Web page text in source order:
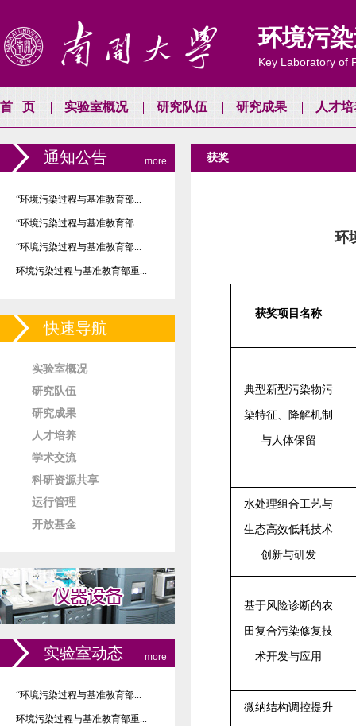
环境污
Key Laboratory of
首页 实验室概况 研究队伍 研究成果 人才
通知公告 more
“环境污染过程与基准教育部...
“环境污染过程与基准教育部...
“环境污染过程与基准教育部...
环境污染过程与基准教育部重...
快速导航
实验室概况
研究队伍
研究成果
人才培养
学术交流
科研资源共享
运行管理
开放基金
实验室动态 more
“环境污染过程与基准教育部...
环境污染过程与基准教育部重...
获奖
环
获奖项目名称
典型新型污染物污
染特征、降解机制
与人体保留
水处理组合工艺与
生态高效低耗技术
创新与研发
基于风险诊断的农
田复合污染修复技
术开发与应用
微纳结构调控提升